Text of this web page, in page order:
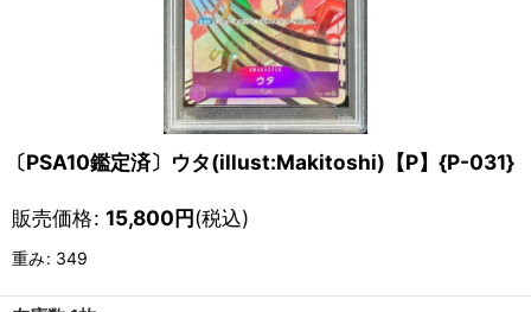
〔PSA10鑑定済〕ウタ(illust:Makitoshi)【P】{P-031}
販売価格: 15,800円(税込)
重み: 349